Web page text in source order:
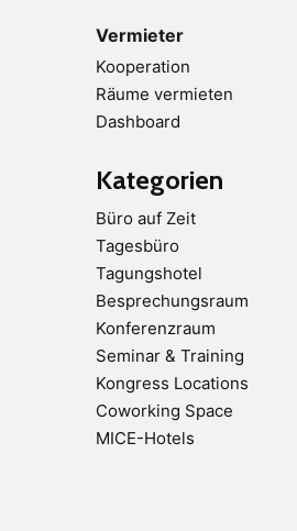
Vermieter
Kooperation
Räume vermieten
Dashboard
Kategorien
Büro auf Zeit
Tagesbüro
Tagungshotel
Besprechungsraum
Konferenzraum
Seminar & Training
Kongress Locations
Coworking Space
MICE-Hotels